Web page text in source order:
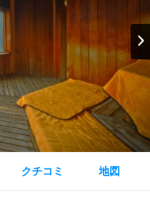
クチコミ 地図